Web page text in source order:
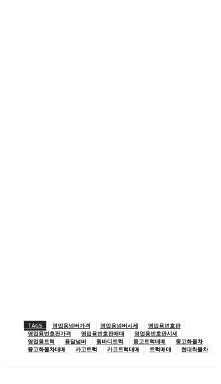
TAGS 영업용넘버가격 영업용넘버시세
영업용번호판
영업용번호판가격
영업용번호판매매
영업용번호판시세
영업용트럭
용달넘버 윙바디트럭 중고트럭매매
중고화물차
중고화물차매매
카고트럭 카고트럭매매 트럭매매 현대화물차